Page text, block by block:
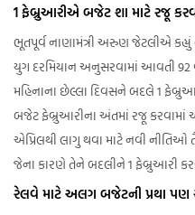
1 ફેબ્રુઆરીએ બજેટ શા માટે રજૂ
ભૂતપૂર્વ નાણામંત્રી અરુણ જેટલીએ કહ્યું
યુગ દરમિયાન અનુસરવામાં આવતી 92
મહિનાના છેલ્લા દિવસને બદલે 1
બજેટ ફેબ્રુઆરીના અંતમાં રજૂ કરવામાં
એપ્રિલથી લાગુ થવા માટે નવી
જેના કારણે તેને બદલીને 1 ફેબ્રુઆરી
રેલવે માટે અલગ બજેટની પ્રથા પણ